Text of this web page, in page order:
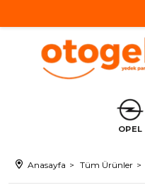
OPEL
Anasayfa Tüm Ürünler